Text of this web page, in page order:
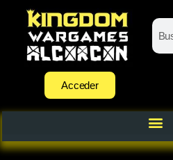
Acceder